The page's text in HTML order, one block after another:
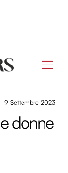
9 Settembre 2023
donne